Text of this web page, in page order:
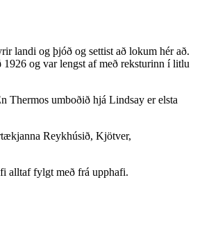
landi og þjóð og settist að lokum hér að.
og var lengst af með reksturinn í litlu
Thermos umboðið hjá Lindsay er elsta
Reykhúsið, Kjötver,
alltaf fylgt með frá upphafi.